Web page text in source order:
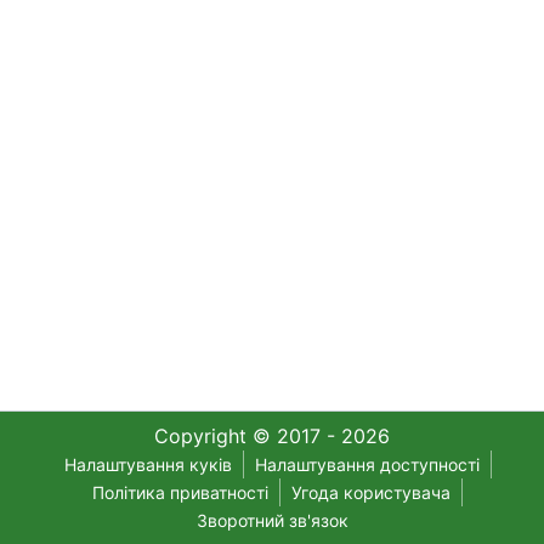
Copyright © 2017 - 2026
Налаштування куків
Налаштування доступності
Політика приватності
Угода користувача
Зворотний зв'язок